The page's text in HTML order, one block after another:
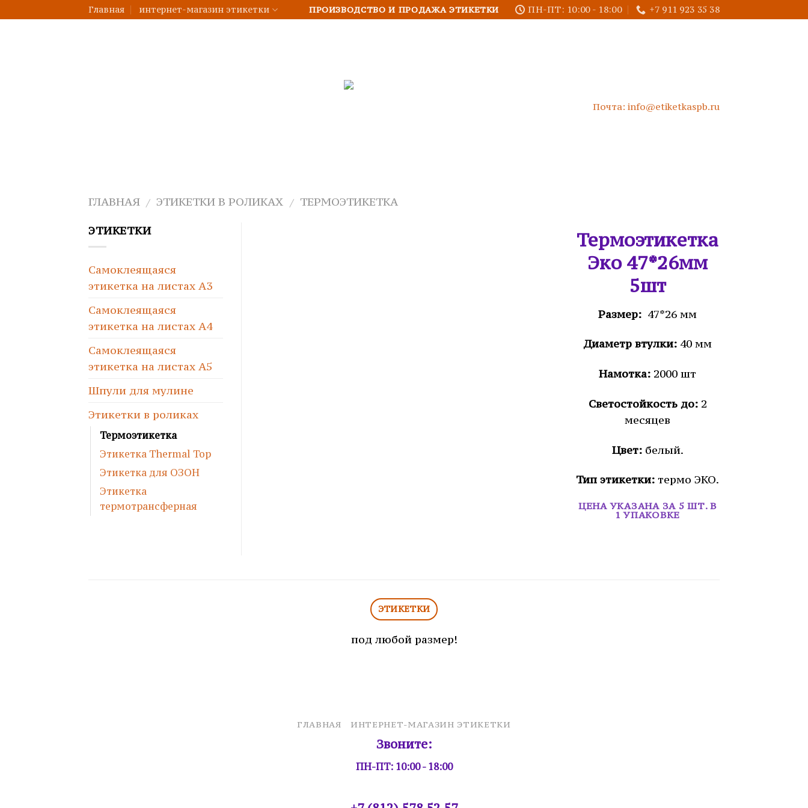
to
Главная интернет-магазин этикетки ПРОИЗВОДСТВО И ПРОДАЖА ЭТИКЕТКИ ПН-ПТ: 10:00 - 18:00 +7 911 923 35 38
Почта: info@etiketkaspb.ru
ГЛАВНАЯ / ЭТИКЕТКИ В РОЛИКАХ / ТЕРМОЭТИКЕТКА
Термоэтикетка
Эко 47*26мм
5шт
Размер: 47*26 мм
Диаметр втулки: 40 мм
Намотка: 2000 шт
Светостойкость до:2
месяцев
Цвет:белый.
Тип этикетки: термо ЭКО.
ЦЕНА УКАЗАНА ЗА 5 ШТ. В
1 УПАКОВКЕ
ЭТИКЕТКИ
Самоклеящаяся
этикетка на листах А3
Самоклеящаяся
этикетка на листах А4
Самоклеящаяся
этикетка на листах А5
Шпули для мулине
Этикетки в роликах
Термоэтикетка
Этикетка Thermal Top
Этикетка для ОЗОН
Этикетка
термотрансферная
ЭТИКЕТКИ
под любой размер!
ГЛАВНАЯ ИНТЕРНЕТ-МАГАЗИН ЭТИКЕТКИ
Звоните:
ПН-ПТ: 10:00 - 18:00